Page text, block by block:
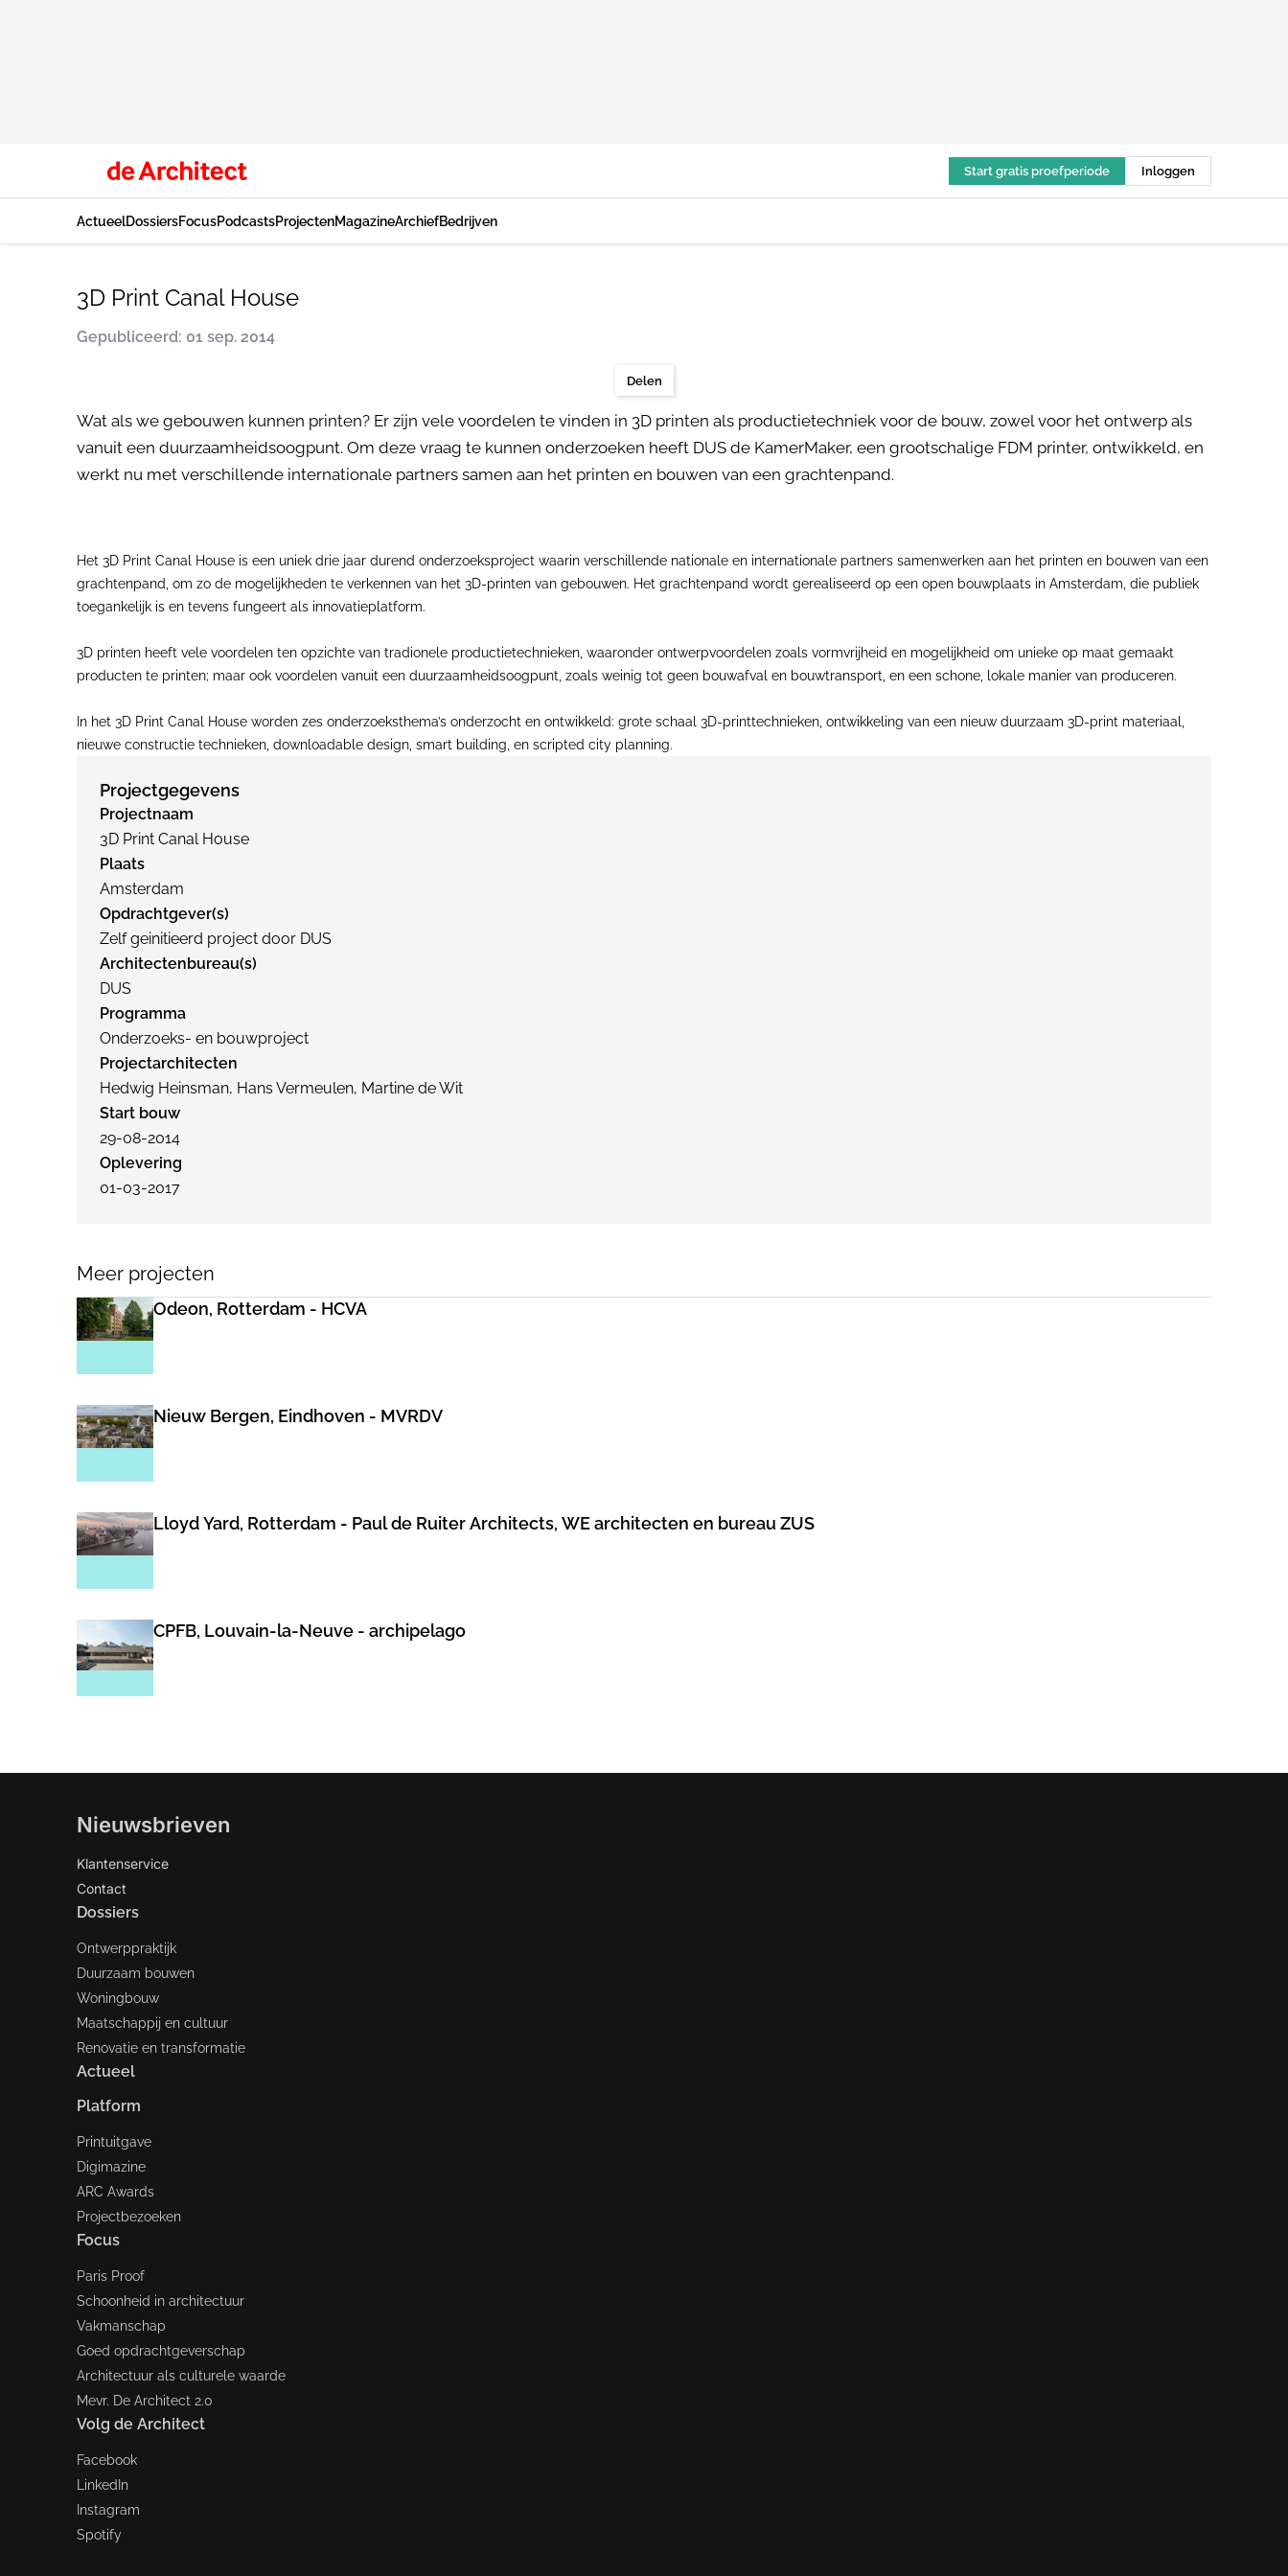
Start gratis proefperiode Inloggen
ActueelDossiersFocusPodcastsProjectenMagazineArchiefBedrijven
3D Print Canal House
Gepubliceerd: 01 sep. 2014
Delen
Wat als we gebouwen kunnen printen? Er zijn vele voordelen te vinden in 3D printen als productietechniek voor de bouw, zowel voor het ontwerp als
vanuit een duurzaamheidsoogpunt. Om deze vraag te kunnen onderzoeken heeft DUS de KamerMaker, een grootschalige FDM printer, ontwikkeld, en
werkt nu met verschillende internationale partners samen aan het printen en bouwen van een grachtenpand.
Het 3D Print Canal House is een uniek drie jaar durend onderzoeksproject waarin verschillende nationale en internationale partners samenwerken aan het printen en bouwen van een
grachtenpand, om zo de mogelijkheden te verkennen van het 3D-printen van gebouwen. Het grachtenpand wordt gerealiseerd op een open bouwplaats in Amsterdam, die publiek
toegankelijk is en tevens fungeert als innovatieplatform.
3D printen heeft vele voordelen ten opzichte van tradionele productietechnieken, waaronder ontwerpvoordelen zoals vormvrijheid en mogelijkheid om unieke op maat gemaakt
producten te printen; maar ook voordelen vanuit een duurzaamheidsoogpunt, zoals weinig tot geen bouwafval en bouwtransport, en een schone, lokale manier van produceren.
In het 3D Print Canal House worden zes onderzoeksthema’s onderzocht en ontwikkeld: grote schaal 3D-printtechnieken, ontwikkeling van een nieuw duurzaam 3D-print materiaal,
nieuwe constructie technieken, downloadable design, smart building, en scripted city planning.
Projectgegevens
Projectnaam
3D Print Canal House
Plaats
Amsterdam
Opdrachtgever(s)
Zelf geinitieerd project door DUS
Architectenbureau(s)
DUS
Programma
Onderzoeks- en bouwproject
Projectarchitecten
Hedwig Heinsman, Hans Vermeulen, Martine de Wit
Start bouw
29-08-2014
Oplevering
01-03-2017
Meer projecten
Odeon, Rotterdam - HCVA
Nieuw Bergen, Eindhoven - MVRDV
Lloyd Yard, Rotterdam - Paul de Ruiter Architects, WE architecten en bureau ZUS
CPFB, Louvain-la-Neuve - archipelago
Nieuwsbrieven
Klantenservice
Contact
Dossiers
Ontwerppraktijk
Duurzaam bouwen
Woningbouw
Maatschappij en cultuur
Renovatie en transformatie
Actueel
Platform
Printuitgave
Digimazine
ARC Awards
Projectbezoeken
Focus
Paris Proof
Schoonheid in architectuur
Vakmanschap
Goed opdrachtgeverschap
Architectuur als culturele waarde
Mevr. De Architect 2.0
Volg de Architect
Facebook
LinkedIn
Instagram
Spotify